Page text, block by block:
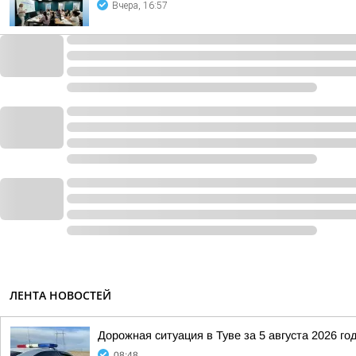
Вчера, 16:57
ЛЕНТА НОВОСТЕЙ
Дорожная ситуация в Туве за 5 августа 2026